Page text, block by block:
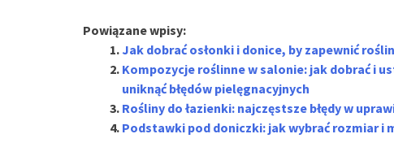
Powiązane wpisy:
Jak dobrać osłonki i donice, by zapewnić
Kompozycje roślinne w salonie: jak dobrać i
uniknąć błędów pielęgnacyjnych
Rośliny do łazienki: najczęstsze błędy w
Podstawki pod doniczki: jak wybrać rozmiar i